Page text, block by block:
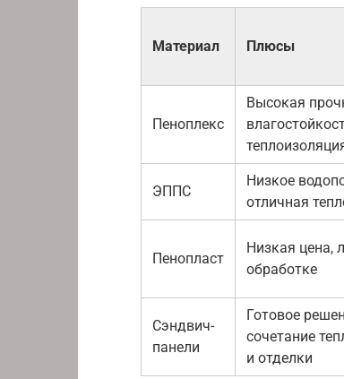
Материал Плюсы
Пеноплекс
Высокая
ЭППС
Низкое
отличная
Пенопласт
Низкая цена,
обработке
Сэндвич-
панели
Готовое
сочетание
и отделки